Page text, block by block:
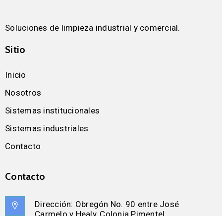
Soluciones de limpieza industrial y comercial.
Sitio
Inicio
Nosotros
Sistemas institucionales
Sistemas industriales
Contacto
Contacto
Dirección: Obregón No. 90 entre José
Carmelo y Healy, Colonia Pimentel.